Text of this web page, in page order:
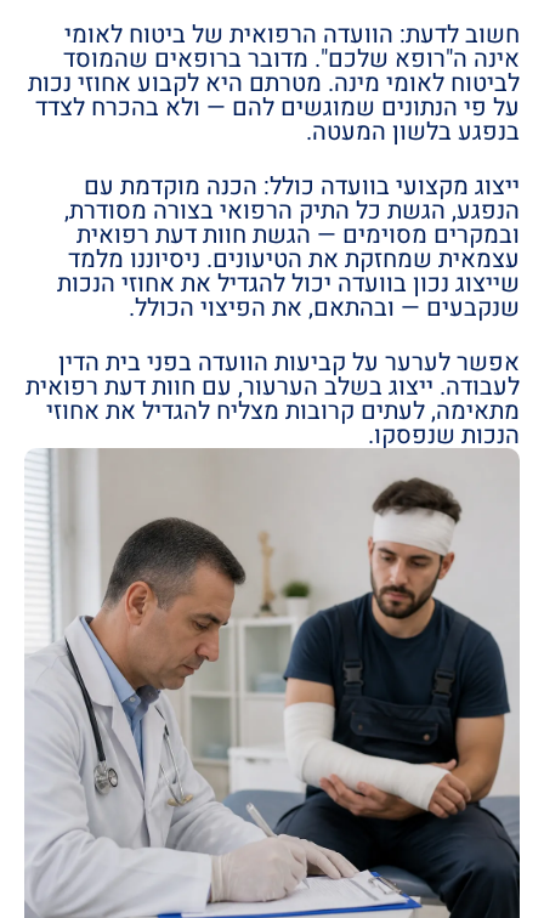
חשוב לדעת: הוועדה הרפואית של ביטוח לאומי
אינה ה"רופא שלכם". מדובר ברופאים שהמוסד
לביטוח לאומי מינה. מטרתם היא לקבוע אחוזי נכות
על פי הנתונים שמוגשים להם — ולא בהכרח לצדד
בנפגע בלשון המעטה.
ייצוג מקצועי בוועדה כולל: הכנה מוקדמת עם
הנפגע, הגשת כל התיק הרפואי בצורה מסודרת,
ובמקרים מסוימים — הגשת חוות דעת רפואית
עצמאית שמחזקת את הטיעונים. ניסיוננו מלמד
שייצוג נכון בוועדה יכול להגדיל את אחוזי הנכות
שנקבעים — ובהתאם, את הפיצוי הכולל.
אפשר לערער על קביעות הוועדה בפני בית הדין
לעבודה. ייצוג בשלב הערעור, עם חוות דעת רפואית
מתאימה, לעתים קרובות מצליח להגדיל את אחוזי
הנכות שנפסקו.